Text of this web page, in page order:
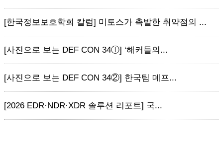
[한국정보보호학회 칼럼] 미토스가 촉발한 취약점의 ...
[사진으로 보는 DEF CON 34ⓛ] ‘해커들의...
[사진으로 보는 DEF CON 34②] 한국팀 데프...
[2026 EDR·NDR·XDR 솔루션 리포트] 국...